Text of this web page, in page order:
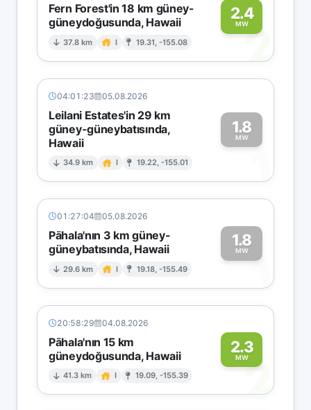
Fern Forest'in 18 km güney-
güneydoğusunda, Hawaii
37.8 km I 19.31, -155.08
2.4
MW2
04:01:23 05.08.2026
Leilani Estates'in 29 km
güney-güneybatısında,
Hawaii
34.9 km I 19.22, -155.01
1.8
MW
1
01:27:04 05.08.2026
Pāhala'nın 3 km güney-
güneybatısında, Hawaii
29.6 km I 19.18, -155.49
1.8
MW1
20:58:29 04.08.2026
Pāhala'nın 15 km
güneydoğusunda, Hawaii
41.3 km I 19.09, -155.39
2.3
MW2